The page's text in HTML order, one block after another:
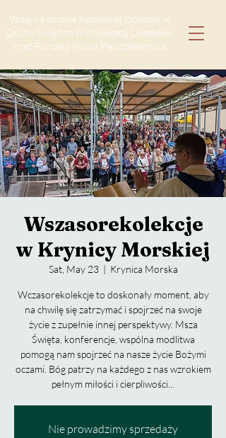
Witaj na stronie Katolickiej Odnowy w
Duchu Świętym Archidiecezji Lubelskiej
oraz Fundacji Nowa Pięćdziesiątnica
Wszasorekolekcje
w Krynicy Morskiej
Sat, May 23
  |
Krynica Morska
Wczasorekolekcje to doskonały moment, aby
na chwilę się zatrzymać i spojrzeć na swoje
życie z zupełnie innej perspektywy. Msza
Święta, konferencje, wspólna modlitwa
pomogą nam spojrzeć na nasze życie Bożymi
oczami. Bóg patrzy na każdego z nas wzrokiem
pełnym miłości i cierpliwości...
Nie prowadzimy sprzedaży